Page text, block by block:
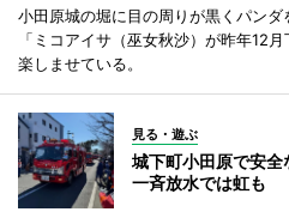
小田原城の堀に目の周りが黒くパン
「ミコアイサ（巫女秋沙）が昨年12
楽しませている。
見る・遊ぶ
城下町小田原で安
一斉放水では虹も